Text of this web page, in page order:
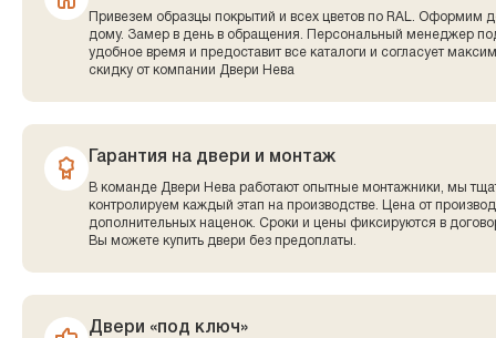
Привезем образцы покрытий и всех цветов по RAL. Оформим
дому. Замер в день в обращения. Персональный менеджер
удобное время и предоставит все каталоги и согласует
скидку от компании Двери Нева
Гарантия на двери и монтаж
В команде Двери Нева работают опытные монтажники, мы
контролируем каждый этап на производстве. Цена от
дополнительных наценок. Сроки и цены фиксируются в
Вы можете купить двери без предоплаты.
Двери «под ключ»